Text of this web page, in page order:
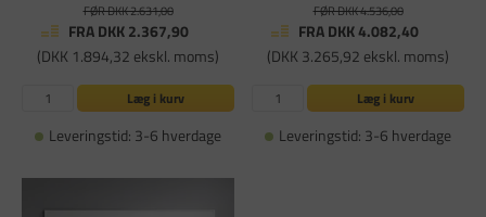
FØR DKK 2.631,00
FRA DKK 2.367,90
(DKK 1.894,32 ekskl. moms)
Læg i kurv
Leveringstid: 3-6 hverdage
FØR DKK 4.536,00
FRA DKK 4.082,40
(DKK 3.265,92 ekskl. moms)
Læg i kurv
Leveringstid: 3-6 hverdage